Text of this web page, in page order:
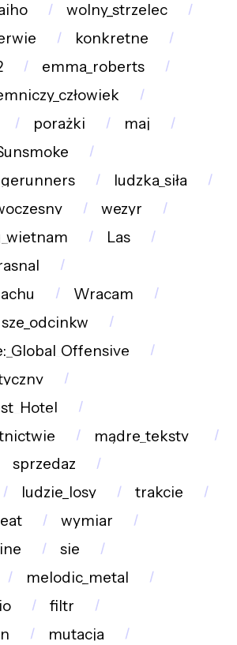
wolny_strzelec
konkretne
emma_roberts
porażki
maj
ludzka_siła
wezyr
Las
Wracam
sze_odcinkw
mądre_teksty_
sprzedaz
ludzie_losy
trakcie
wymiar
sie
melodic_metal
filtr
mutacja